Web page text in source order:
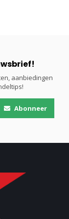
aanbiedingen
Abonneer